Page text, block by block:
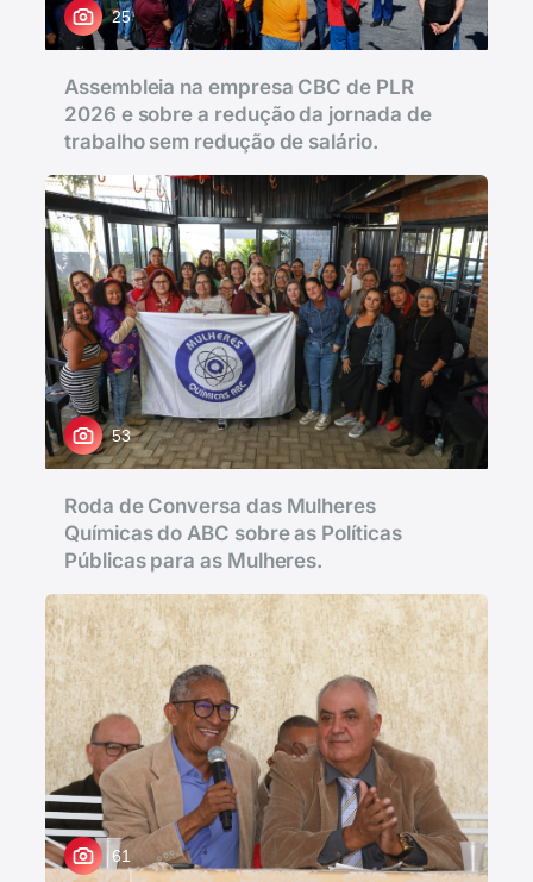
25
Assembleia na empresa CBC de PLR
2026 e sobre a redução da jornada de
trabalho sem redução de salário.
53
Roda de Conversa das Mulheres
Químicas do ABC sobre as Políticas
Públicas para as Mulheres.
61